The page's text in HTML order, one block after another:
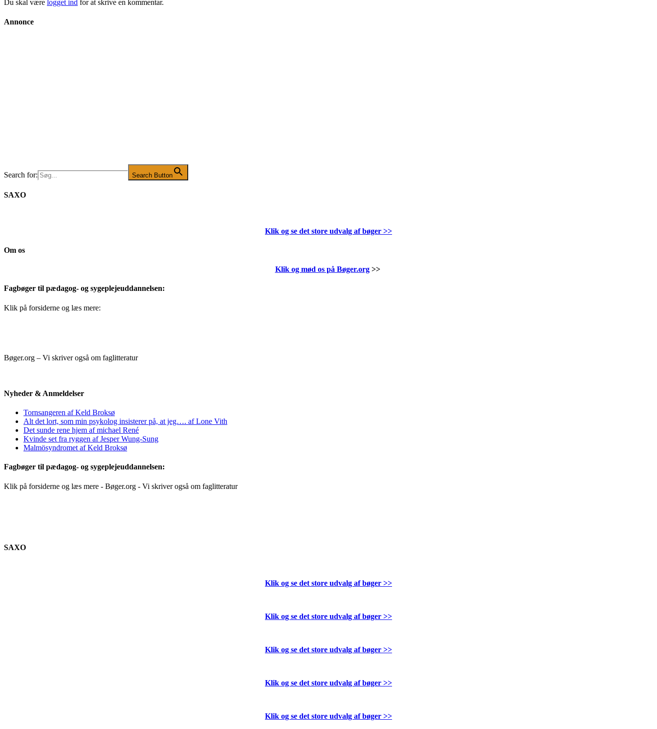
Du skal være logget ind for at skrive en kommentar.
Annonce
Search for: Search Button
SAXO
Klik og se det store udvalg af bøger >>
Om os
Klik og mød os på Bøger.org>>
Fagbøger til pædagog- og sygeplejeuddannelsen:
Klik på forsiderne og læs mere:
Bøger.org – Vi skriver også om faglitteratur
Nyheder & Anmeldelser
Tornsangeren af Keld Broksø
Alt det lort, som min psykolog insisterer på, at jeg…. af Lone Vith
Det sunde rene hjem af michael René
Kvinde set fra ryggen af Jesper Wung-Sung
Malmösyndromet af Keld Broksø
Fagbøger til pædagog- og sygeplejeuddannelsen:
Klik på forsiderne og læs mere - Bøger.org - Vi skriver også om faglitteratur
SAXO
Klik og se det store udvalg af bøger >>
Klik og se det store udvalg af bøger >>
Klik og se det store udvalg af bøger >>
Klik og se det store udvalg af bøger >>
Klik og se det store udvalg af bøger >>